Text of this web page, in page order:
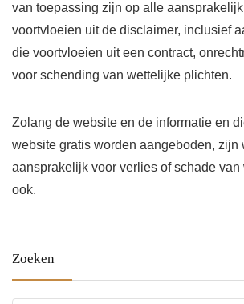
van toepassing zijn op alle
voortvloeien uit de disclaimer, inclusief
die voortvloeien uit een contract,
voor schending van wettelijke plichten.
Zolang de website en de informatie en
website gratis worden aangeboden, zijn
aansprakelijk voor verlies of schade van
ook.
Zoeken